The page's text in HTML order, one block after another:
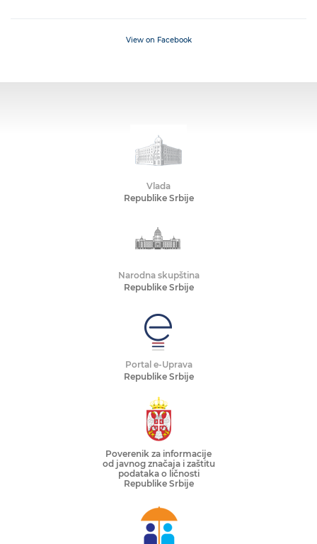
View on Facebook
Vlada
Republike Srbije
Narodna skupština
Republike Srbije
Portal e-Uprava
Republike Srbije
Poverenik za informacije
od javnog značaja i zaštitu
podataka o ličnosti
Republike Srbije